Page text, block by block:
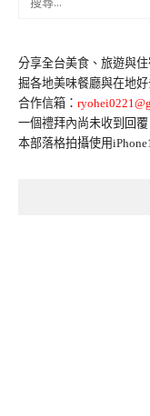
字:
分享全台美食、旅遊與
掘各地美味餐廳與在地好
合作信箱：
一個禮拜內尚未收到回
本部落格拍攝使用